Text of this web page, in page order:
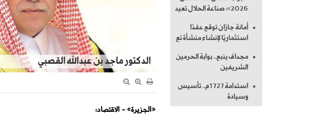
2026»: صناعة الحلال تعيد
أمانة جازان توقع عقدًا
استثماريًا لإنشاء منشأة تع
مجداف ينبع.. بوابة الحرمين
الشريفين
استدامة 1727م.. تأسيس
وسيادة
الدكتور ماجد بن عبدالله القصبي
«الجزيرة» - الاقتصاد: